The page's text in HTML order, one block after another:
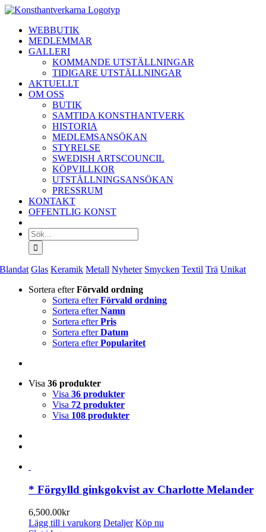
Fortsätt
innehålletWEBBUTIK
MEDLEMMAR
GALLERI
KOMMANDE UTSTÄLLNINGAR
TIDIGARE UTSTÄLLNINGAR
AKTUELLT
OM OSS
BUTIK
SAMTIDA KONSTHANTVERK
HISTORIA
MEDLEMSANSÖKAN
STYRELSE
SWEDISH ARTSCOUNCIL
KÖPVILLKOR
UTSTÄLLNINGSANSÖKAN
PRESSRUM
KONTAKT
OFFENTLIG KONST
Sök
efter:
Blandat Glas Keramik Metall Nyheter Smycken Textil Trä Unikat
Sortera efterFörvald ordning
Sortera efterFörvald ordning
Sortera efterNamn
Sortera efterPris
Sortera efterDatum
Sortera efterPopularitet
Visa 36 produkter
Visa 36 produkter
Visa 72 produkter
Visa 108 produkter
* Förgylld ginkgokvist av Charlotte Melander
6,500.00kr
Lägg till i varukorg Detaljer Köp nu